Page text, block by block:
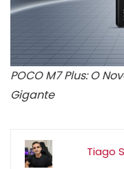
POCO M7 Plus: O
Gigante
Tiago